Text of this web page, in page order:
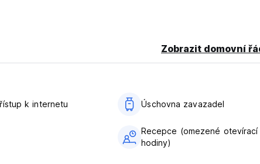
Zobrazit domovní
k internetu Úschovna zavazadel
Recepce (omezené otevírací
hodiny)